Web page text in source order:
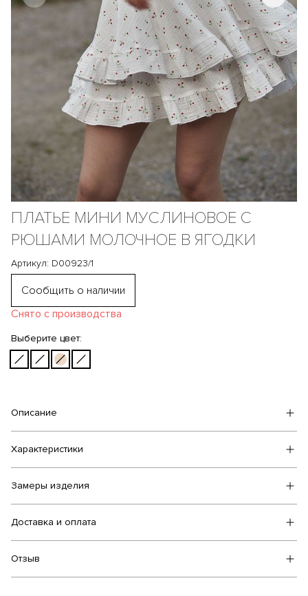
ПЛАТЬЕ МИНИ МУСЛИНОВОЕ С
РЮШАМИ МОЛОЧНОЕ В ЯГОДКИ
Артикул: D00923/1
Сообщить о наличии
Снято с производства
Выберите цвет:
Описание
Характеристики
Замеры изделия
Доставка и оплата
Отзыв